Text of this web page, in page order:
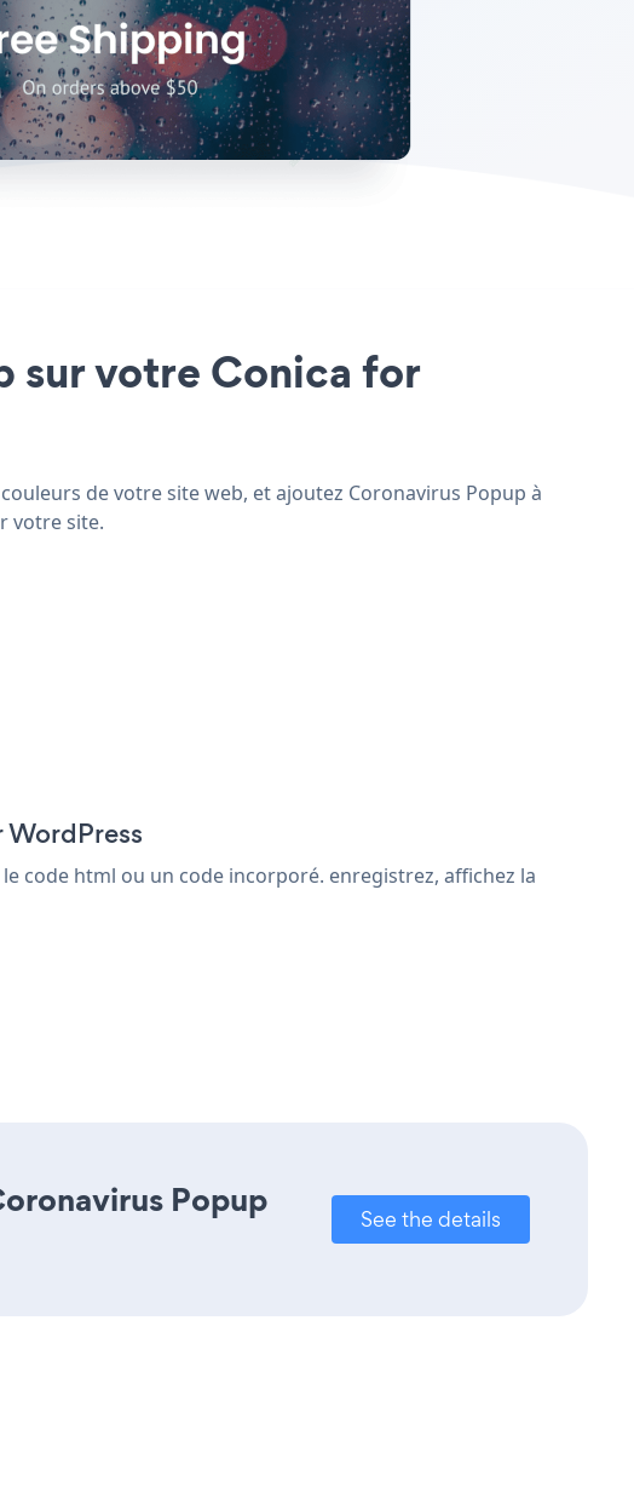
sur votre Conica for
de votre site web, et ajoutez Coronavirus Popup à
votre site.
code html ou un code incorporé. enregistrez, affichez la
Popup
See the details